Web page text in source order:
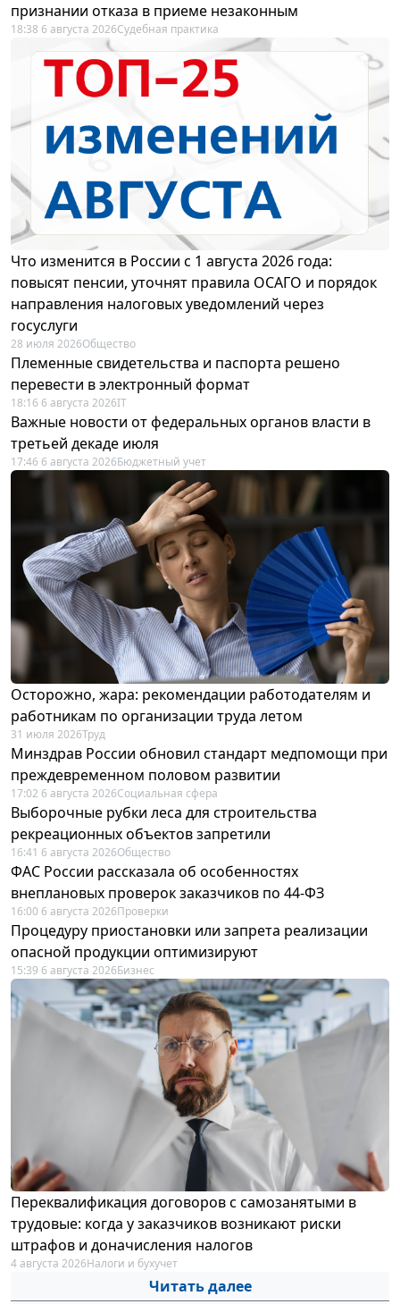
признании отказа в приеме незаконным
18:38 6 августа 2026Судебная практика
Что изменится в России с 1 августа 2026 года:
повысят пенсии, уточнят правила ОСАГО и порядок
направления налоговых уведомлений через
госуслуги
28 июля 2026Общество
Племенные свидетельства и паспорта решено
перевести в электронный формат
18:16 6 августа 2026IT
Важные новости от федеральных органов власти в
третьей декаде июля
17:46 6 августа 2026Бюджетный учет
Осторожно, жара: рекомендации работодателям и
работникам по организации труда летом
31 июля 2026Труд
Минздрав России обновил стандарт медпомощи при
преждевременном половом развитии
17:02 6 августа 2026Социальная сфера
Выборочные рубки леса для строительства
рекреационных объектов запретили
16:41 6 августа 2026Общество
ФАС России рассказала об особенностях
внеплановых проверок заказчиков по 44-ФЗ
16:00 6 августа 2026Проверки
Процедуру приостановки или запрета реализации
опасной продукции оптимизируют
15:39 6 августа 2026Бизнес
Переквалификация договоров с самозанятыми в
трудовые: когда у заказчиков возникают риски
штрафов и доначисления налогов
4 августа 2026Налоги и бухучет
Читать далее